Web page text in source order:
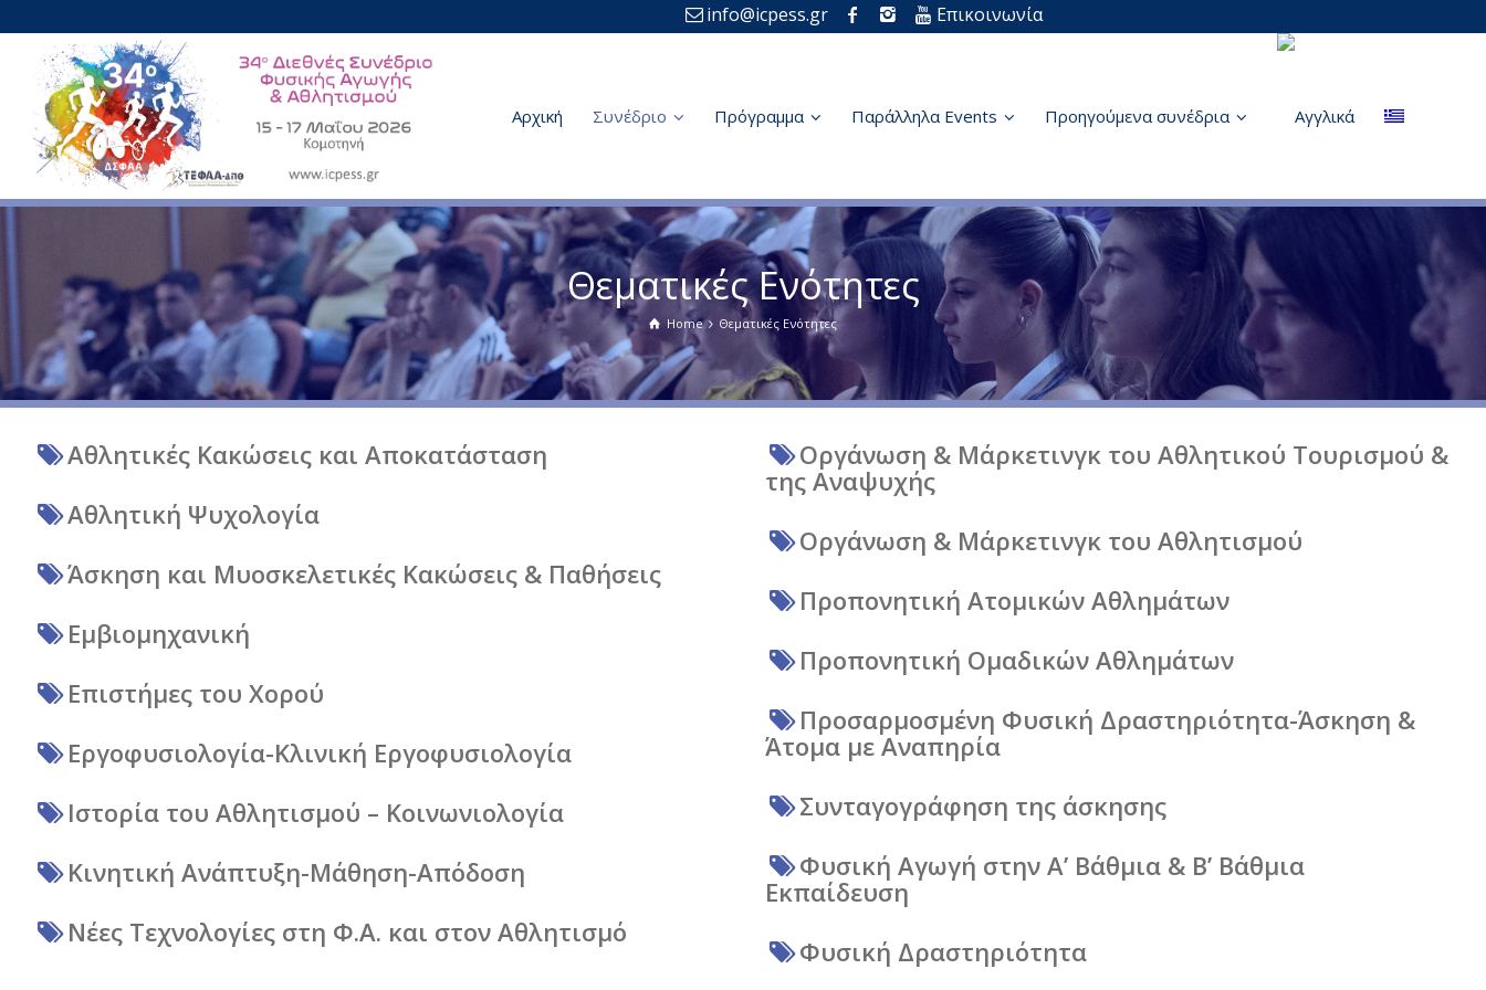
info@icpess.gr Επικοινωνία
Αρχική Συνέδριο Πρόγραμμα Παράλληλα Events Προηγούμενα συνέδρια
Θεματικές Ενότητες
Home Θεματικές Ενότητες
Αθλητικές Κακώσεις και Αποκατάσταση
Αθλητική Ψυχολογία
Άσκηση και Μυοσκελετικές Κακώσεις & Παθήσεις
Εμβιομηχανική
Επιστήμες του Χορού
Εργοφυσιολογία-Κλινική Εργοφυσιολογία
Ιστορία του Αθλητισμού – Κοινωνιολογία
Κινητική Ανάπτυξη-Μάθηση-Απόδοση
Νέες Τεχνολογίες στη Φ.Α. και στον Αθλητισμό
Οργάνωση & Μάρκετινγκ του Αθλητικού Τουρισμού &
της Αναψυχής
Οργάνωση & Μάρκετινγκ του Αθλητισμού
Προπονητική Ατομικών Αθλημάτων
Προπονητική Ομαδικών Αθλημάτων
Προσαρμοσμένη Φυσική Δραστηριότητα-Άσκηση &
Άτομα με Αναπηρία
Συνταγογράφηση της άσκησης
Φυσική Αγωγή στην Α’ Βάθμια & Β’ Βάθμια
Εκπαίδευση
Φυσική Δραστηριότητα